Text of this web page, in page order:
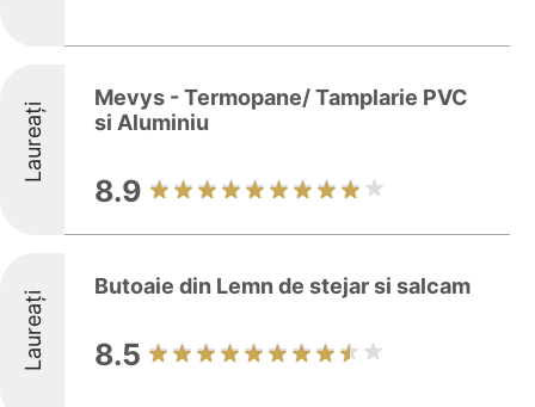
Laureați
Mevys - Termopane/ Tamplarie PVC
si Aluminiu
8.9
Laureați
Butoaie din Lemn de stejar si salcam
8.5